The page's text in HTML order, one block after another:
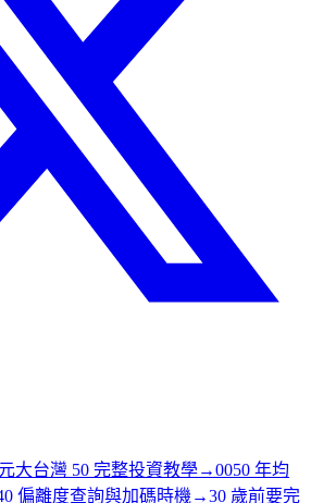
大台灣 50 完整投資教學→0050 年均
偏離度查詢與加碼時機 →30 歲前要完